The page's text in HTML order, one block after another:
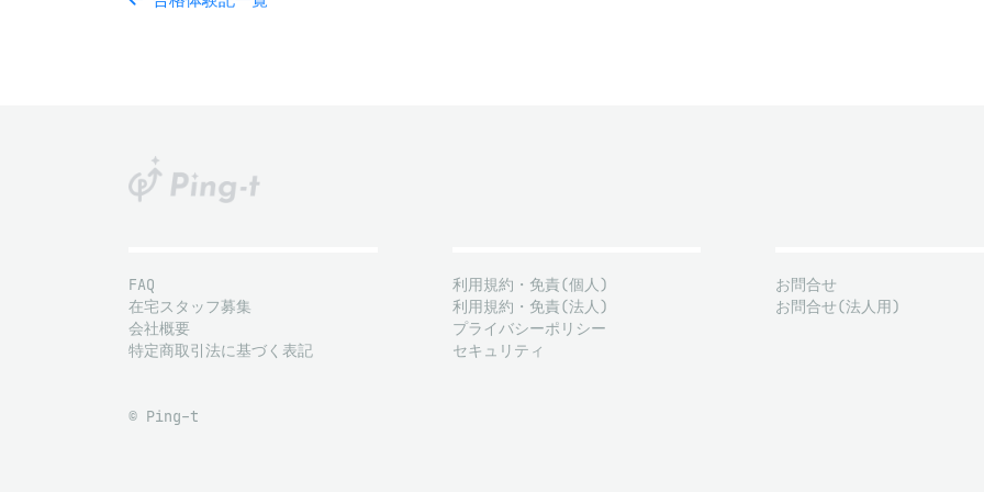
FAQ
在宅スタッフ募集
会社概要
特定商取引法に基づく表記
利用規約・免責(個人)
利用規約・免責(法人)
プライバシーポリシー
セキュリティ
お問合せ
お問合せ(法人用)
© Ping-t